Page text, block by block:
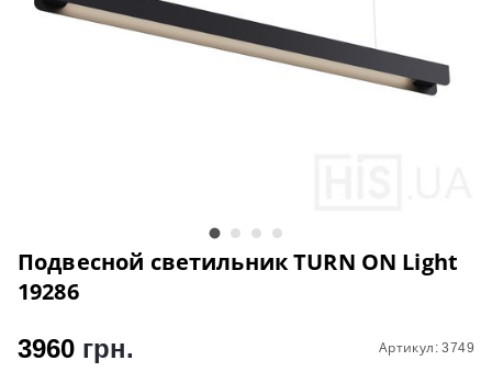
Подвесной светильник ТURN ON Light
19286
Артикул: 3749
3960 грн.